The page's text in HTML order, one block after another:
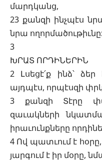
մարդկանց,
23 քանզի ինչպէս
նրա ողորմածութիւնը:
3
ԽՐԱՏ ՈՐԴԻՆԵՐԻՆ
2 Լսեցէ՛ք ինձ՝ ձեր
այդպէս, որպէսզի
3 քանզի Տէրը
զաւակների
իրաւունքները
4 Ով պատւում է հօրը,
յարգում է իր մօրը,